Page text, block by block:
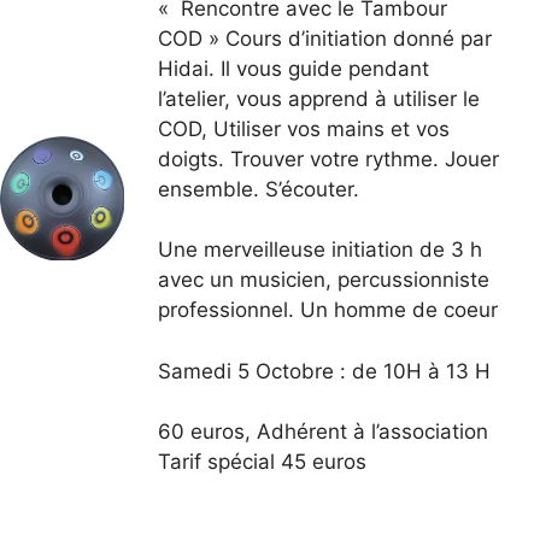
« Rencontre avec le Tambour
COD » Cours d’initiation donné par
Hidai. Il vous guide pendant
l’atelier, vous apprend à utiliser le
COD, Utiliser vos mains et vos
doigts. Trouver votre rythme. Jouer
ensemble. S’écouter.
Une merveilleuse initiation de 3 h
avec un musicien, percussionniste
professionnel. Un homme de coeur
Samedi 5 Octobre : de 10H à 13 H
60 euros, Adhérent à l’association
Tarif spécial 45 euros